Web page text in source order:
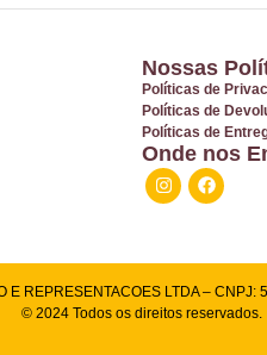
Nossas
Políticas de
Políticas de
Políticas de
Onde nos
E REPRESENTACOES LTDA – CNPJ:
© 2024 Todos os direitos reservados.